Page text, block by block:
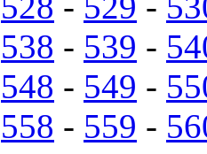
538 - 539 -
548 - 549 -
558 - 559 -